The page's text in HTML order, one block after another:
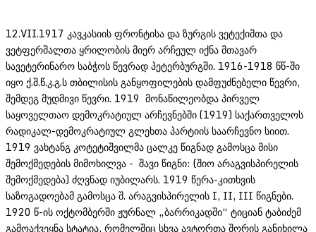
12.VII.1917 კავკასიის ფრონტისა და ზურგის ვეტექიმთა და
ვეტფერშალთა ყრილობის მიერ არჩეულ იქნა მთავარ
სავეტერინარო საბჭოს წევრად პეტერბურგში. 1916-1918 წწ-ში
იყო ქ.შ.წ.კ.გ.ს თბილისის განყოფილების დამფუძნებელი წევრი,
შემდეგ მუდმივი წევრი. 1919 მონაწილეობდა პირველ
საყოველთაო დემოკრატიულ არჩევნებში (1919) საქართველოს
რადიკალ-დემოკრატიულ გლეხთა პარტიის საარჩევნო სიით.
1919 ვახტანგ კოტეტიშვილმა ცალკე წიგნად გამოსცა მისი
შემოქმედების მიმოხილვა - შავი წიგნი: (შიო არაგვისპირელის
შემოქმედება) ძღვნად იუბილარს. 1919 წერა-კითხვის
საზოგადოებამ გამოსცა შ. არაგვისპირელის I, II, III წიგნები.
1920 წ-ის ოქტომბერში ჟურნალ „ბარრიკადში“ ტიციან ტაბიძემ
გამოაქვეყნა სტატია, რომელშიც სხვა ავტორთა შორის განიხილა